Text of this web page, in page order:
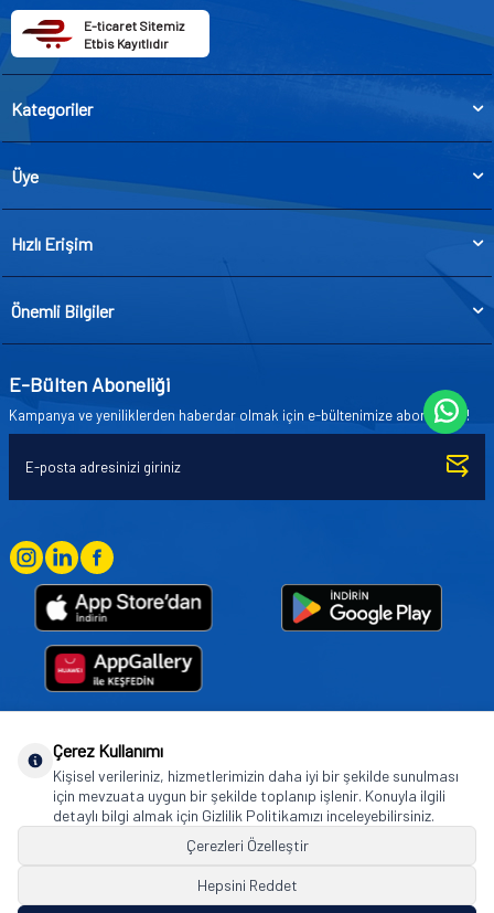
E-ticaret Sitemiz
Etbis Kayıtlıdır
Kategoriler
Üye
Hızlı Erişim
Önemli Bilgiler
E-Bülten Aboneliği
Kampanya ve yeniliklerden haberdar olmak için e-bültenimize abone olun!
Goodyear (and Winged Foot Design) are trademarks of or licensed to The Goodyear
Tire & Rubber Company used under license by Basbug Group Company,
Istanbul/Türkiye. © 2026 The Goodyear Tire & Rubber Company.
Çerez Kullanımı
Kişisel verileriniz, hizmetlerimizin daha iyi bir şekilde sunulması
için mevzuata uygun bir şekilde toplanıp işlenir. Konuyla ilgili
detaylı bilgi almak için Gizlilik Politikamızı inceleyebilirsiniz.
Çerezleri Özelleştir
Hepsini Reddet